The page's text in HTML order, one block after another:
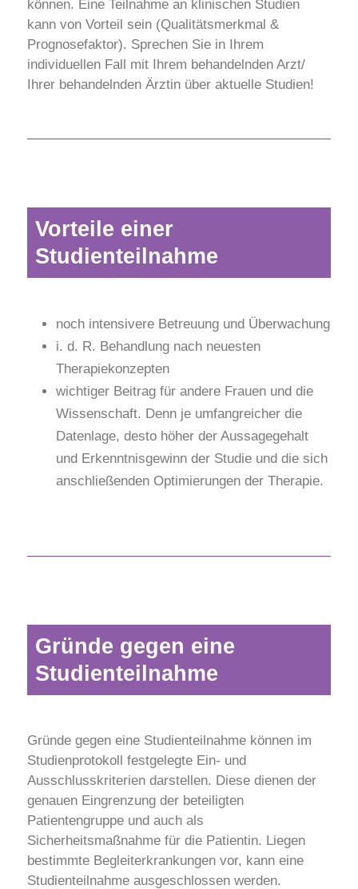
können. Eine Teilnahme an klinischen Studien
kann von Vorteil sein (Qualitätsmerkmal &
Prognosefaktor). Sprechen Sie in Ihrem
individuellen Fall mit Ihrem behandelnden Arzt/
Ihrer behandelnden Ärztin über aktuelle Studien!
Vorteile einer
Studienteilnahme
noch intensivere Betreuung und Überwachung
i. d. R. Behandlung nach neuesten
Therapiekonzepten
wichtiger Beitrag für andere Frauen und die
Wissenschaft. Denn je umfangreicher die
Datenlage, desto höher der Aussagegehalt
und Erkenntnisgewinn der Studie und die sich
anschließenden Optimierungen der Therapie.
Gründe gegen eine
Studienteilnahme
Gründe gegen eine Studienteilnahme können im
Studienprotokoll festgelegte Ein- und
Ausschlusskriterien darstellen. Diese dienen der
genauen Eingrenzung der beteiligten
Patientengruppe und auch als
Sicherheitsmaßnahme für die Patientin. Liegen
bestimmte Begleiterkrankungen vor, kann eine
Studienteilnahme ausgeschlossen werden.